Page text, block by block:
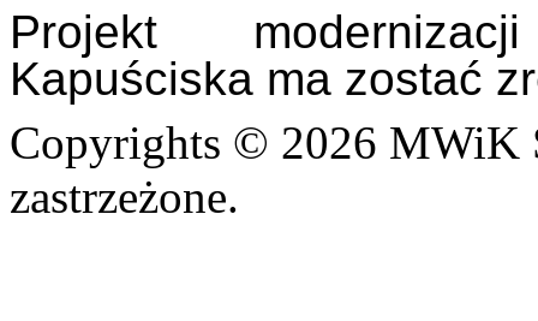
Projekt
Kapuściska ma zostać
Copyrights © 2026 MWiK
zastrzeżone.